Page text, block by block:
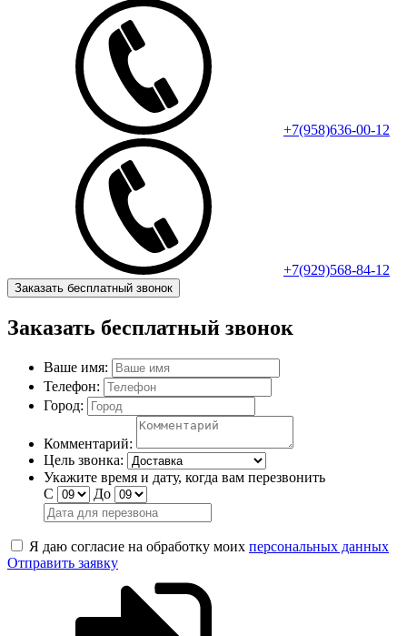
+7(958)636-00-12
+7(929)568-84-12
Заказать бесплатный звонок
Заказать бесплатный звонок
Ваше имя:
Телефон:
Город:
Комментарий:
Цель звонка:
Укажите время и дату, когда вам перезвонить
С
До
Я даю согласие на обработку моих персональных данных
Отправить заявку